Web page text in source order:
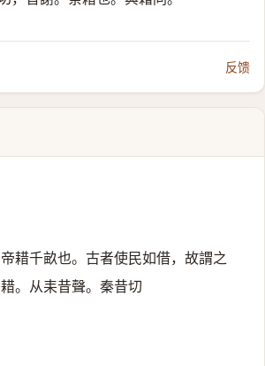
反馈
帝耤千畝也。古者使民如借，故謂之
耤。从耒昔聲。秦昔切